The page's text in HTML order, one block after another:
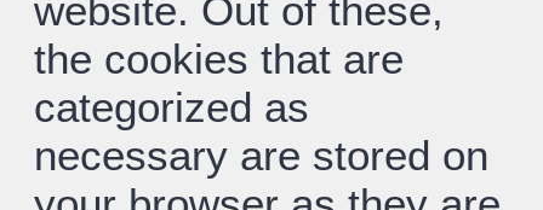
website. Out of these,
the cookies that are
categorized as
necessary are stored on